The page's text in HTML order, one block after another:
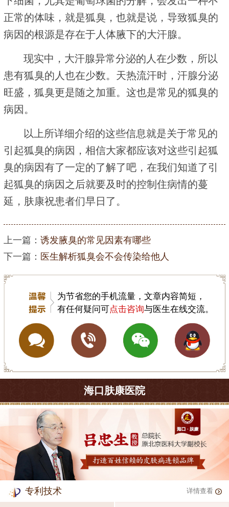
正常的体味，就是狐臭，也就是说，导致狐臭的
病因的根源是存在于人体腋下的大汗腺。
现实中，大汗腺异常分泌的人在少数，所以
患有狐臭的人也在少数。天热流汗时，汗腺分泌
旺盛，狐臭更是随之加重。这也是常见的狐臭的
病因。
以上所详细介绍的这些信息就是关于常见的
引起狐臭的病因，相信大家都应该对这些引起狐
臭的病因有了一定的了解了吧，在我们知道了引
起狐臭的病因之后就要及时的控制住病情的蔓
延，肤康祝患者们早日了。
上一篇： 诱发腋臭的常见因素有哪些
下一篇： 医生解析狐臭会不会传染给他人
为节省您的手机流量，文章内容简短，
有任何疑问可点击咨询与医生在线交流。
海口肤康医院
专利技术 详情查看